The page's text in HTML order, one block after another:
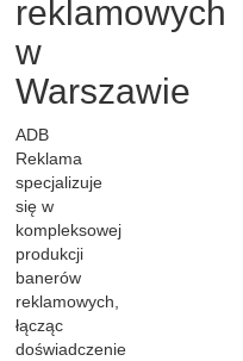
reklamowych
w
Warszawie
ADB
Reklama
specjalizuje
się w
kompleksowej
produkcji
banerów
reklamowych,
łącząc
doświadczenie